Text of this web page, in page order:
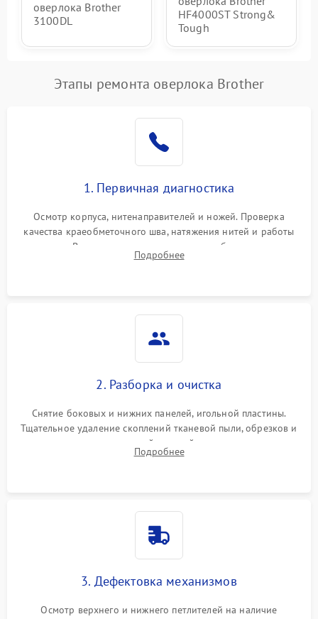
оверлока Brother
3100DL
HF4000ST Strong&
Tough
Этапы ремонта оверлока Brother
1. Первичная диагностика
Осмотр корпуса, нитенаправителей и ножей. Проверка
качества краеобметочного шва, натяжения нитей и работы
педали. Выявление пропусков стежков, обрывов нити,
заклинивания или тупого среза ткани на тестовом образце.
Подробнее
2. Разборка и очистка
Снятие боковых и нижних панелей, игольной пластины.
Тщательное удаление скоплений тканевой пыли, обрезков и
очесов из зоны петлителей и ножей с помощью жестких
кистей, пинцета и потока сжатого воздуха.
Подробнее
3. Дефектовка механизмов
Осмотр верхнего и нижнего петлителей на наличие